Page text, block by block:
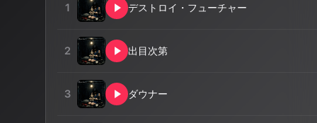
1 デストロイ・フューチャー
2 出目次第
3 ダウナー